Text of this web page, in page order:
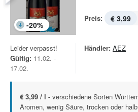
-20%
Preis: € 3,99
Leider verpasst!
Gültig: 11.02. -
17.02.
Händler: AEZ
€ 3,99 / l - verschiedene Sorten
Aromen, wenig Säure, trocken oder